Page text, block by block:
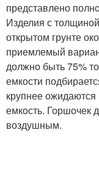
представлено
Изделия с
открытом грунте
приемлемый
должно быть 75%
емкости
крупнее
емкость. Горшочек
воздушным.